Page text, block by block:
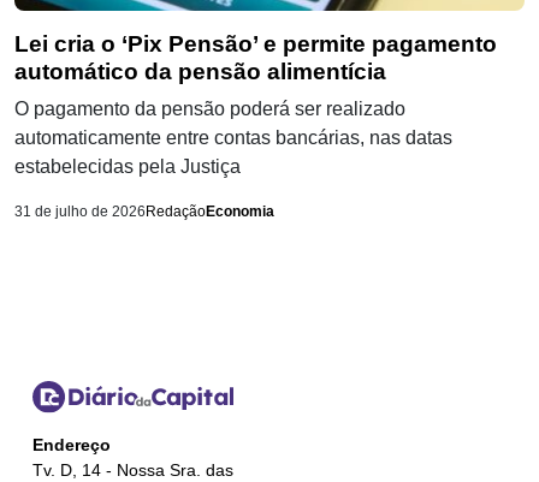
Lei cria o ‘Pix Pensão’ e permite pagamento
automático da pensão alimentícia
O pagamento da pensão poderá ser realizado
automaticamente entre contas bancárias, nas datas
estabelecidas pela Justiça
31 de julho de 2026 RedaçãoEconomia
Endereço
Tv. D, 14 - Nossa Sra. das